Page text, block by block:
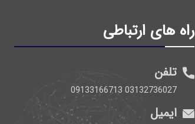
راه های ارتباطی
تلفن
03132736027 09133166713
ایمیل